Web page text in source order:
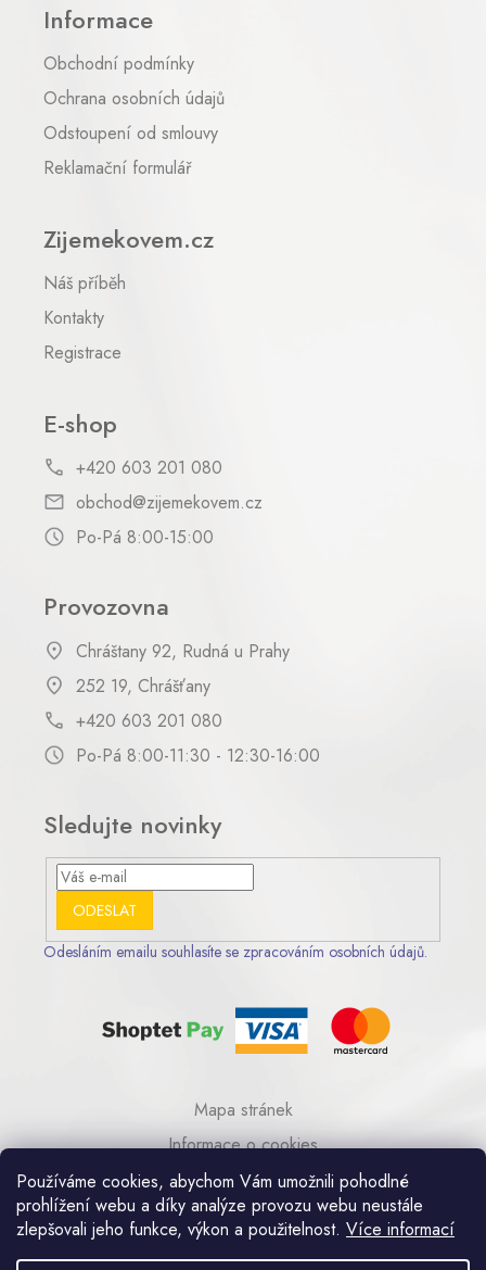
Používáme cookies, abychom Vám umožnili pohodlné
prohlížení webu a díky analýze provozu webu neustále
zlepšovali jeho funkce, výkon a použitelnost. Více informací
Informace
Obchodní podmínky
Ochrana osobních údajů
Odstoupení od smlouvy
Reklamační formulář
Zijemekovem.cz
Náš příběh
Kontakty
Registrace
E-shop
+420 603 201 080
obchod@zijemekovem.cz
Po-Pá 8:00-15:00
Provozovna
Chráštany 92, Rudná u Prahy
252 19, Chrášťany
+420 603 201 080
Po-Pá 8:00-11:30 - 12:30-16:00
Sledujte novinky
ODESLAT
Odesláním emailu souhlasíte se zpracováním osobních údajů.
Mapa stránek
Informace o cookies
© 2023 AA COM s.r.o.
Umělecká kovovýroba Praha